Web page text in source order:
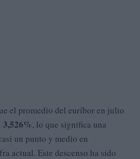
el promedio del euríbor en julio
3,526%, lo que significa una
un punto y medio en
actual. Este descenso ha sido